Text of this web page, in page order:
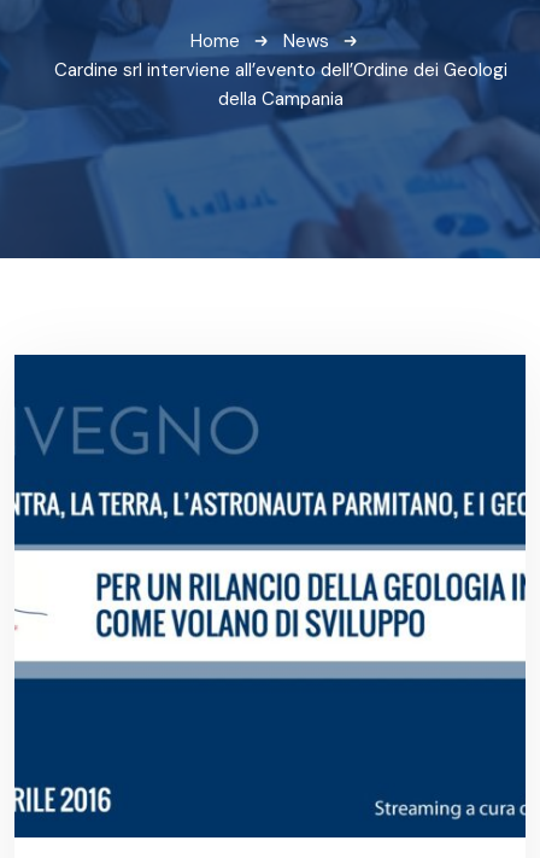
Home
News
Cardine srl interviene all’evento dell’Ordine dei Geologi
della Campania